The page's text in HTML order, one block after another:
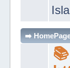
➡️